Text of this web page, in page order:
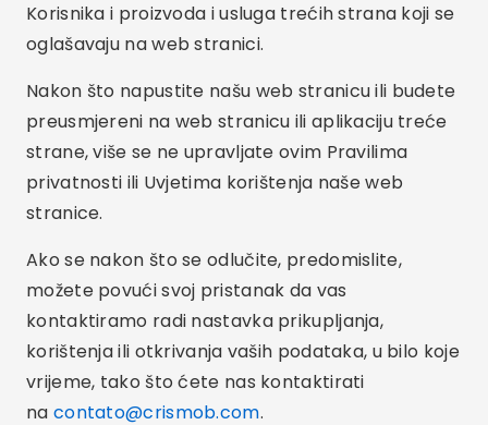
Korisnika i proizvoda i usluga trećih strana koji se
oglašavaju na web stranici.
Nakon što napustite našu web stranicu ili budete
preusmjereni na web stranicu ili aplikaciju treće
strane, više se ne upravljate ovim Pravilima
privatnosti ili Uvjetima korištenja naše web
stranice.
Ako se nakon što se odlučite, predomislite,
možete povući svoj pristanak da vas
kontaktiramo radi nastavka prikupljanja,
korištenja ili otkrivanja vaših podataka, u bilo koje
vrijeme, tako što ćete nas kontaktirati
na contato@crismob.com.